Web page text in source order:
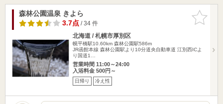
お気に入
りに追加
森林公園温泉 きよら
3.7点/ 34 件
北海道 / 札幌市厚別区
幌平橋駅10.60km 森林公園駅586m
JR函館本線 森林公園駅より10分道央自動車道 江別西ICよ
り国道1…
営業時間 11:00～24:00
入浴料金 500円～
日帰り 冷え性